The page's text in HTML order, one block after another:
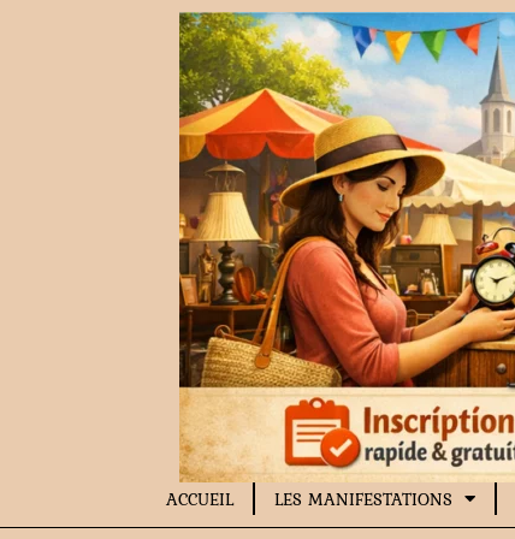
ACCUEIL LES MANIFESTATIONS